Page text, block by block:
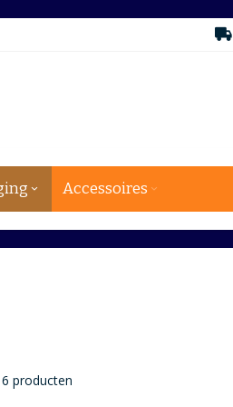
Accessoires
6 producten